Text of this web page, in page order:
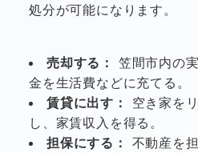
処分が可能になります。
売却する：
笠間市内の
金を生活費などに充てる。
賃貸に出す：
空き家を
し、家賃収入を得る。
担保にする：
不動産を